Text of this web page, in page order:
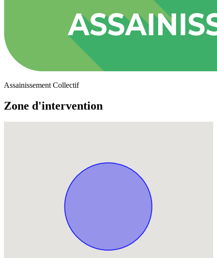
Assainissement Collectif
Zone d'intervention